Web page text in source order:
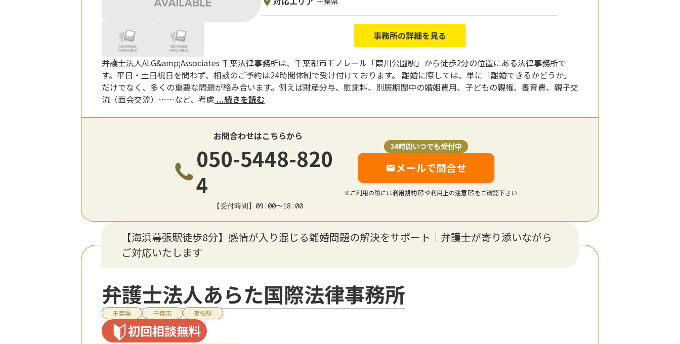
事務所の詳細を見る
弁護士法人ALG&amp;Associates 千葉法律事務所は、千葉都市モノレール「葭川公園駅」から徒歩2分の位置にある法律事務所で
す。平日・土日祝日を問わず、相談のご予約は24時間体制で受け付けております。 離婚に際しては、単に「離婚できるかどうか」
だけでなく、多くの重要な問題が絡み合います。例えば財産分与、慰謝料、別居期間中の婚姻費用、子どもの親権、養育費、親子交
流（面会交流）……など、考慮 ...続きを読む
お問合わせはこちらから
050-5448-820
4
【受付時間】09:00〜18:00
24時間いつでも受付中
メールで問合せ
※ご利用の際には利用規約 や利用上の注意 をご確認下さい
【海浜幕張駅徒歩8分】感情が入り混じる離婚問題の解決をサポート｜弁護士が寄り添いながら
ご対応いたします
弁護士法人あらた国際法律事務所
千葉県 千葉市 幕張駅
初回相談無料